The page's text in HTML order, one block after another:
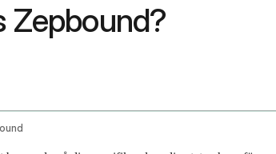
Zepbound?